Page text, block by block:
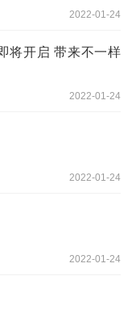
2022-01-24
将开启 带来不一样
2022-01-24
2022-01-24
2022-01-24